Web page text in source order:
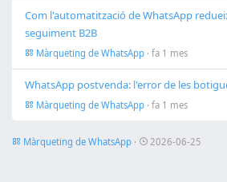
Com l'automatització de WhatsApp
seguiment B2B
Màrqueting de WhatsApp · fa 1 mes
WhatsApp postvenda: l'error de les
Màrqueting de WhatsApp · fa 1 mes
Màrqueting de WhatsApp · 2026-06-25